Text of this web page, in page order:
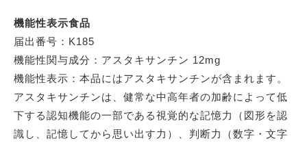
機能性表示食品
届出番号：K185
機能性関与成分：アスタキサンチン 12mg
機能性表示：本品にはアスタキサンチンが含まれます。
アスタキサンチンは、健常な中高年者の加齢によって低
下する認知機能の一部である視覚的な記憶力（図形を認
識し、記憶してから思い出す力）、判断力（数字・文字